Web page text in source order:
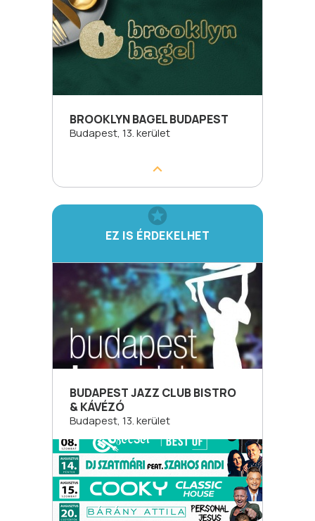
BROOKLYN BAGEL BUDAPEST
Budapest, 13. kerület
EZ IS ÉRDEKELHET
BUDAPEST JAZZ CLUB BISTRO
& KÁVÉZÓ
Budapest, 13. kerület